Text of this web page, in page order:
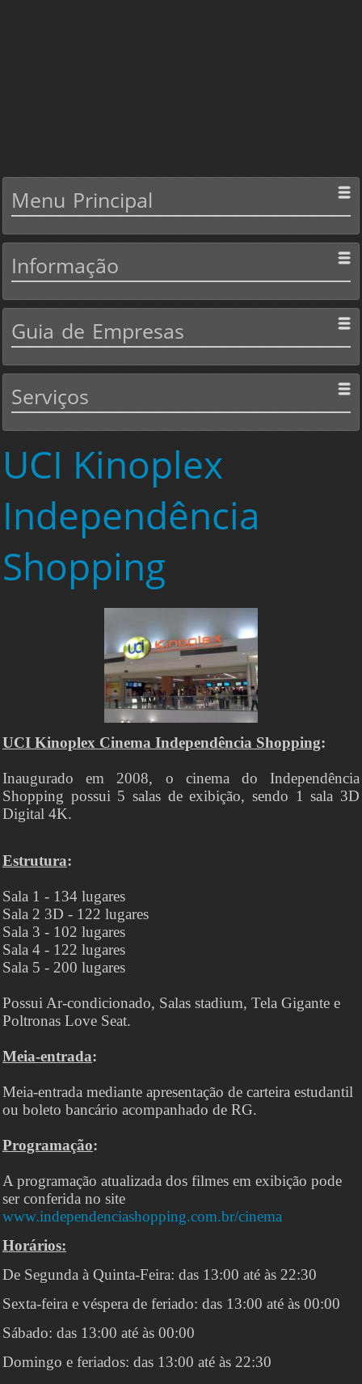
Menu Principal
Informação
Guia de Empresas
Serviços
UCI Kinoplex
Independência
Shopping
UCI Kinoplex Cinema Independência Shopping:
Inaugurado em 2008, o cinema do Independência
Shopping possui 5 salas de exibição, sendo 1 sala 3D
Digital 4K.
Estrutura:
Sala 1 - 134 lugares
Sala 2 3D - 122 lugares
Sala 3 - 102 lugares
Sala 4 - 122 lugares
Sala 5 - 200 lugares
Possui Ar-condicionado, Salas stadium, Tela Gigante e
Poltronas Love Seat.
Meia-entrada:
Meia-entrada mediante apresentação de carteira estudantil
ou boleto bancário acompanhado de RG.
Programação:
A programação atualizada dos filmes em exibição pode
ser conferida no site
www.independenciashopping.com.br/cinema
Horários:
De Segunda à Quinta-Feira: das 13:00 até às 22:30
Sexta-feira e véspera de feriado: das 13:00 até às 00:00
Sábado: das 13:00 até às 00:00
Domingo e feriados: das 13:00 até às 22:30